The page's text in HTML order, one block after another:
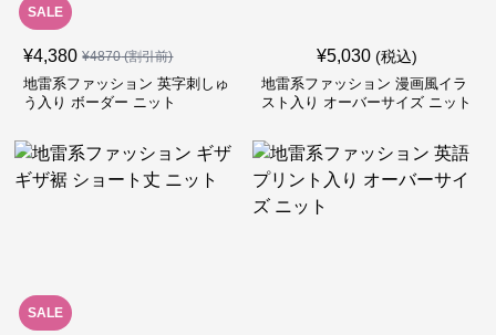
SALE
¥4,380 ¥4870(割引前)
地雷系ファッション 英字刺しゅ
う入り ボーダー ニット
¥5,030 (税込)
地雷系ファッション 漫画風イラ
スト入り オーバーサイズ ニット
SALE